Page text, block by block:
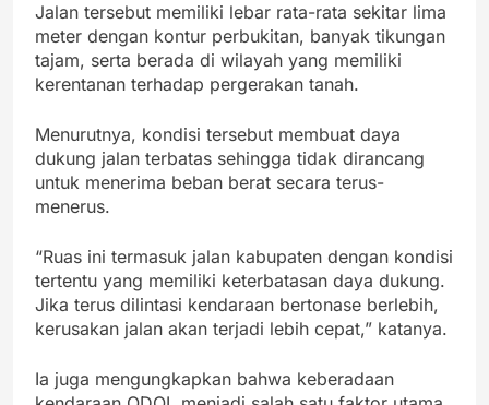
Jalan tersebut memiliki lebar rata-rata sekitar lima
meter dengan kontur perbukitan, banyak tikungan
tajam, serta berada di wilayah yang memiliki
kerentanan terhadap pergerakan tanah.
Menurutnya, kondisi tersebut membuat daya
dukung jalan terbatas sehingga tidak dirancang
untuk menerima beban berat secara terus-
menerus.
“Ruas ini termasuk jalan kabupaten dengan kondisi
tertentu yang memiliki keterbatasan daya dukung.
Jika terus dilintasi kendaraan bertonase berlebih,
kerusakan jalan akan terjadi lebih cepat,” katanya.
Ia juga mengungkapkan bahwa keberadaan